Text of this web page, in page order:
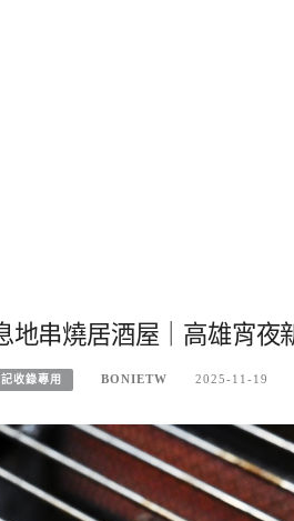
地串燒居酒屋｜高雄宵夜
收錄專用 BONIETW 2025-11-19